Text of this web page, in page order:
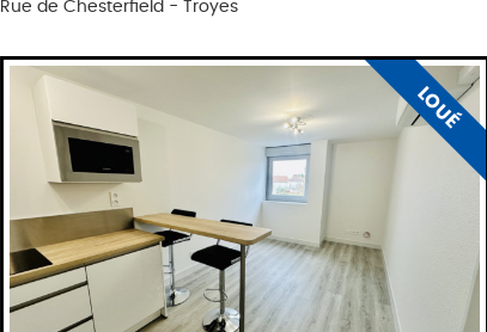
Rue de Chesterfield - Troyes
LOUÉ